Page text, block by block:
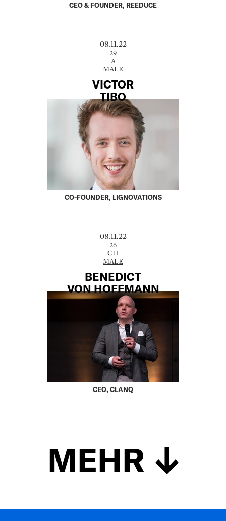
CEO & FOUNDER, REEDUCE
08.11.22
29
A
MALE
VICTOR
TIBO
CO-FOUNDER, LIGNOVATIONS
08.11.22
26
CH
MALE
BENEDICT
VON HOFFMANN
CEO, CLANQ
MEHR